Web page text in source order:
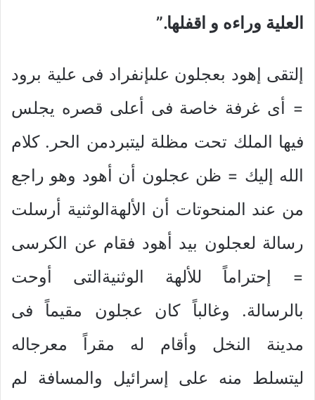
العلية وراءه و اقفلها.”
إلتقى إهود بعجلون علىإنفراد فى علية برود
= أى غرفة خاصة فى أعلى قصره يجلس
فيها الملك تحت مظلة ليتبردمن الحر. كلام
الله إليك = ظن عجلون أن أهود وهو راجع
من عند المنحوتات أن الألهةالوثنية أرسلت
رسالة لعجلون بيد أهود فقام عن الكرسى
= إحتراماً للألهة الوثنيةالتى أوحت
بالرسالة. وغالباً كان عجلون مقيماً فى
مدينة النخل وأقام له مقراً معرجاله
ليتسلط منه على إسرائيل والمسافة لم